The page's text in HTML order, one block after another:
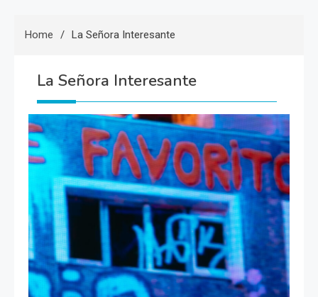
Home La Señora Interesante
La Señora Interesante